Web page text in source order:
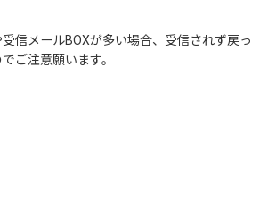
信メールBOXが多い場合、受信されず戻っ
ご注意願います。